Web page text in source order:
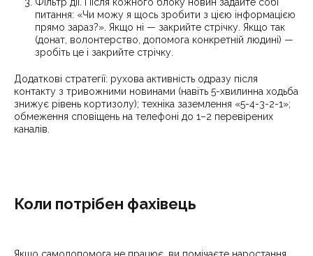
питання: «Чи можу я щось зробити з цією інформацією
прямо зараз?». Якщо ні — закрийте стрічку. Якщо так
(донат, волонтерство, допомога конкретній людині) —
зробіть це і закрийте стрічку.
Додаткові стратегії: рухова активність одразу після
контакту з тривожними новинами (навіть 5-хвилинна ходьба
знижує рівень кортизолу); техніка заземлення «5-4-3-2-1»;
обмеження сповіщень на телефоні до 1–2 перевірених
каналів.
Коли потрібен фахівець